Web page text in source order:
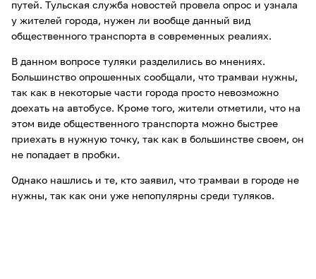
путей. Тульская служба новостей провела опрос и узнала
у жителей города, нужен ли вообще данный вид
общественного транспорта в современных реалиях.
В данном вопросе туляки разделились во мнениях.
Большинство опрошенных сообщали, что трамваи нужны,
так как в некоторые части города просто невозможно
доехать на автобусе. Кроме того, жители отметили, что на
этом виде общественного транспорта можно быстрее
приехать в нужную точку, так как в большинстве своем, он
не попадает в пробки.
Однако нашлись и те, кто заявил, что трамваи в городе не
нужны, так как они уже непопулярны среди туляков.